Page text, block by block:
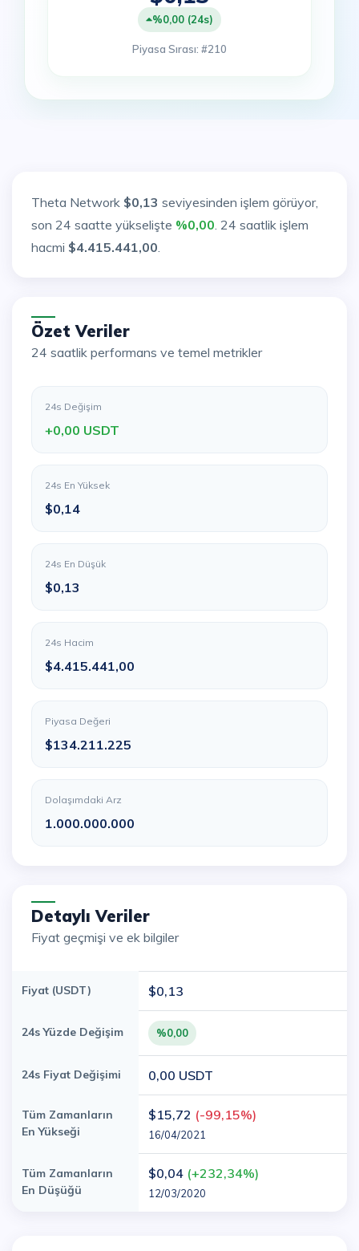
%0,00 (24s)
Piyasa Sırası: #210
Theta Network $0,13 seviyesinden işlem görüyor,
son 24 saatte yükselişte %0,00. 24 saatlik işlem
hacmi $4.415.441,00.
Özet Veriler
24 saatlik performans ve temel metrikler
24s Değişim
+0,00 USDT
24s En Yüksek
$0,14
24s En Düşük
$0,13
24s Hacim
$4.415.441,00
Piyasa Değeri
$134.211.225
Dolaşımdaki Arz
1.000.000.000
Detaylı Veriler
Fiyat geçmişi ve ek bilgiler
Fiyat (USDT) $0,13
24s Yüzde Değişim %0,00
24s Fiyat Değişimi 0,00 USDT
Tüm Zamanların
En Yükseği
$15,72 (-99,15%)
16/04/2021
Tüm Zamanların
En Düşüğü
$0,04 (+232,34%)
12/03/2020